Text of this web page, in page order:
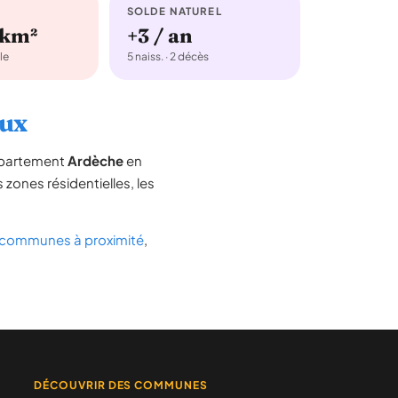
SOLDE NATUREL
+3 / an
5 naiss. · 2 décès
Ardècheen
zones résidentielles, les
à proximité,
DÉCOUVRIR DES COMMUNES